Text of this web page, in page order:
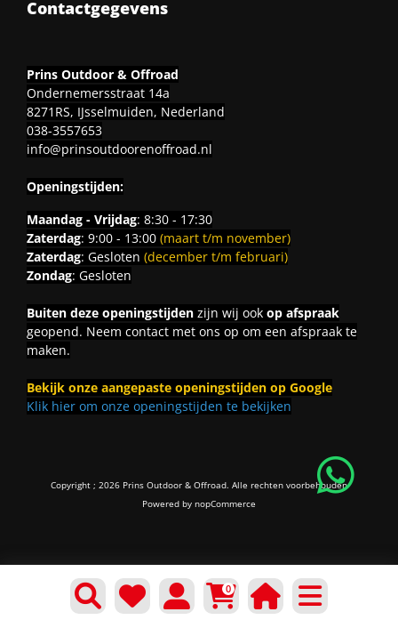
0
Contactgegevens
Prins Outdoor & Offroad
Ondernemersstraat 14a
8271RS, IJsselmuiden, Nederland
038-3557653
info@prinsoutdoorenoffroad.nl
Openingstijden:
Maandag - Vrijdag: 8:30 - 17:30
Zaterdag: 9:00 - 13:00 (maart t/m november)
Zaterdag: Gesloten (december t/m februari)
Zondag: Gesloten
Buiten deze openingstijdenzijn wij ook op afspraak
geopend. Neem contact met ons op om een afspraak te
maken.
Bekijk onze aangepaste openingstijden op Google
Klik hier om onze openingstijden te bekijken
Copyright ; 2026 Prins Outdoor & Offroad. Alle rechten voorbehouden
Powered by nopCommerce